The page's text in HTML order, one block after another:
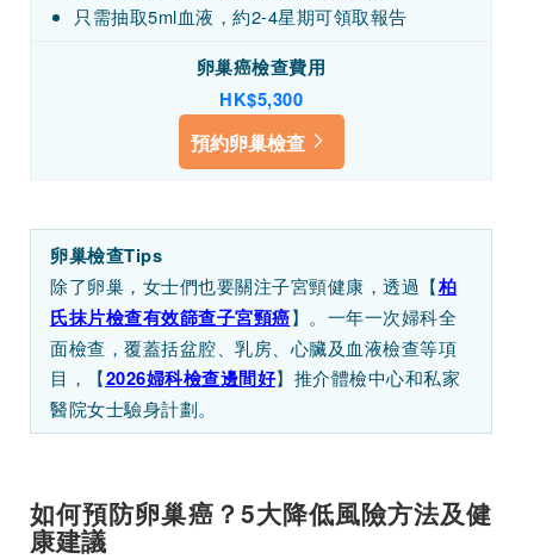
只需抽取5ml血液，約2-4星期可領取報告
卵巢癌檢查費用
HK$5,300
預約卵巢檢查
卵巢檢查Tips
除了卵巢，女士們也要關注子宮頸健康，透過【柏
氏抹片檢查有效篩查子宮頸癌】。一年一次婦科全
面檢查，覆蓋括盆腔、乳房、心臟及血液檢查等項
目，【2026婦科檢查邊間好】推介體檢中心和私家
醫院女士驗身計劃。
如何預防卵巢癌？5大降低風險方法及健
康建議